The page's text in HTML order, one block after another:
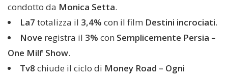
condotto da Monica Setta.
La7 totalizza il 3,4% con il film Destini incrociati.
Nove registra il 3% con Semplicemente Persia –
One Milf Show.
Tv8 chiude il ciclo di Money Road – Ogni